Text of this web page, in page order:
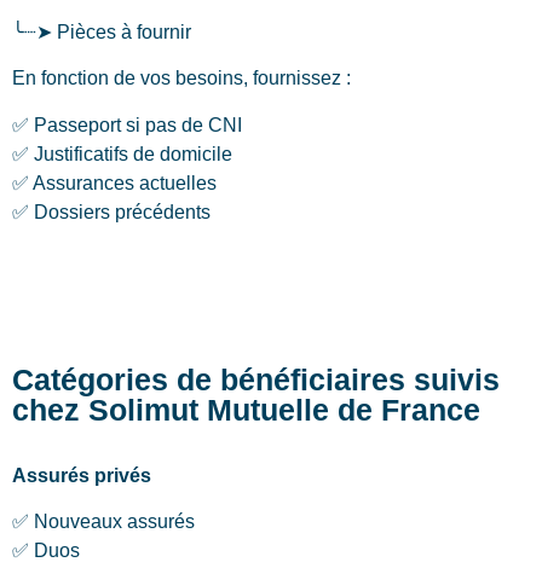
╰┈➤ Pièces à fournir
En fonction de vos besoins, fournissez :
✅ Passeport si pas de CNI
✅ Justificatifs de domicile
✅ Assurances actuelles
✅ Dossiers précédents
Catégories de bénéficiaires suivis
chez Solimut Mutuelle de France
Assurés privés
✅ Nouveaux assurés
✅ Duos